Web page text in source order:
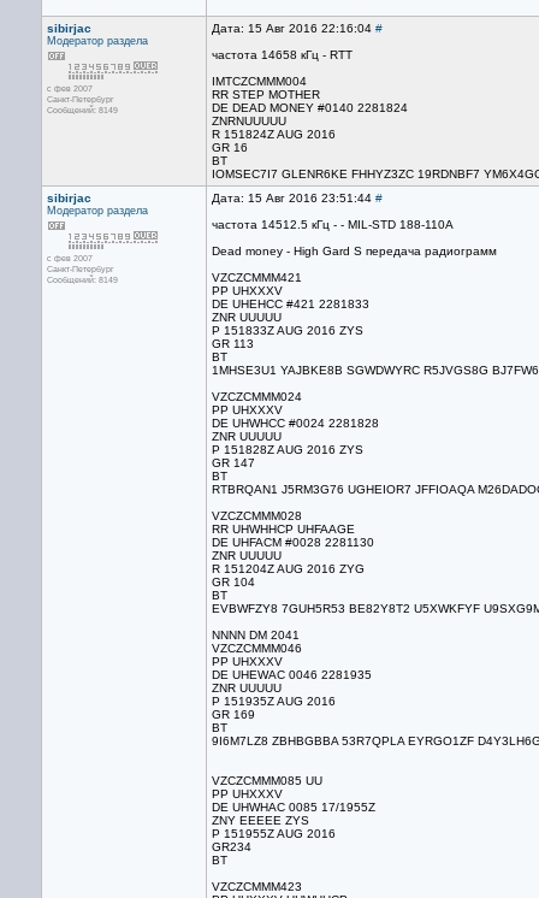
sibirjac
Модератор раздела
с фев 2007
Санкт-Петербург
Сообщений: 8149
Дата: 15 Авг 2016 22:16:04 #
частота 14658 кГц - RTT
IMTCZCMMM004
RR STEP MOTHER
DE DEAD MONEY #0140 2281824
ZNRNUUUUU
R 151824Z AUG 2016
GR 16
BT
IOMSEC7I7 GLENR6KE FHHYZ3ZC 19RDNBF7
sibirjac
Модератор раздела
с фев 2007
Санкт-Петербург
Сообщений: 8149
Дата: 15 Авг 2016 23:51:44 #
частота 14512.5 кГц - - MIL-STD 188-110A
Dead money - High Gard S передача радиограмм
VZCZCMMM421
PP UHXXXV
DE UHEHCC #421 2281833
ZNR UUUUU
P 151833Z AUG 2016 ZYS
GR 113
BT
1MHSE3U1 YAJBKE8B SGWDWYRC R5JVGS8G
VZCZCMMM024
PP UHXXXV
DE UHWHCC #0024 2281828
ZNR UUUUU
P 151828Z AUG 2016 ZYS
GR 147
BT
RTBRQAN1 J5RM3G76 UGHEIOR7 JFFIOAQA
VZCZCMMM028
RR UHWHHCP UHFAAGE
DE UHFACM #0028 2281130
ZNR UUUUU
R 151204Z AUG 2016 ZYG
GR 104
BT
EVBWFZY8 7GUH5R53 BE82Y8T2 U5XWKFYF
NNNN DM 2041
VZCZCMMM046
PP UHXXXV
DE UHEWAC 0046 2281935
ZNR UUUUU
P 151935Z AUG 2016
GR 169
BT
9I6M7LZ8 ZBHBGBBA 53R7QPLA EYRGO1ZF
VZCZCMMM085 UU
PP UHXXXV
DE UHWHAC 0085 17/1955Z
ZNY EEEEE ZYS
P 151955Z AUG 2016
GR234
BT
VZCZCMMM423